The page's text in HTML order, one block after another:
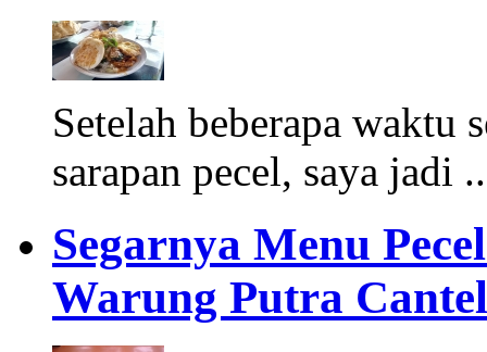
Setelah beberapa waktu
sarapan pecel, saya jadi
Segarnya Menu
Warung Putra